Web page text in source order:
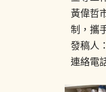
黃偉哲
制，攜
發稿人
連絡電